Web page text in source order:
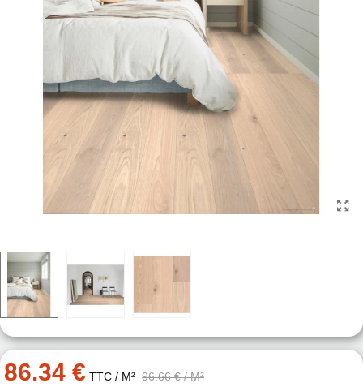
86.34 € TTC / M² 96.66 € / M²